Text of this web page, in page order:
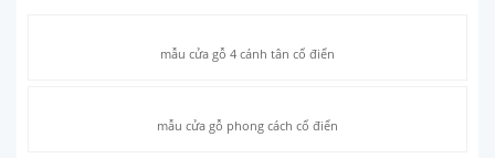
mẫu cửa gỗ 4 cánh tân cổ điển
mẫu cửa gỗ phong cách cổ điển